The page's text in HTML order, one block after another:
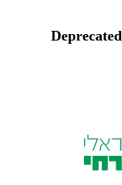
Deprecated